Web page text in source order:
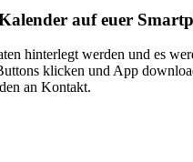
auf euer
hinterlegt werden und es
klicken und App
an Kontakt.